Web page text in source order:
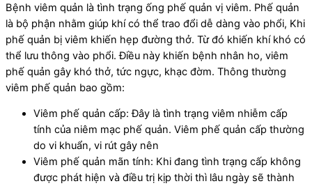
Bệnh viêm quản là tình trạng ống phế quản vị viêm. Phế quản
là bộ phận nhằm giúp khí có thể trao đổi dễ dàng vào phổi, Khi
phế quản bị viêm khiến hẹp đường thở. Từ đó khiến khí khó có
thể lưu thông vào phổi. Điều này khiến bệnh nhân ho, viêm
phế quản gây khó thở, tức ngực, khạc đờm. Thông thường
viêm phế quản bao gồm:
Viêm phế quản cấp: Đây là tình trạng viêm nhiễm cấp
tính của niêm mạc phế quản. Viêm phế quản cấp thường
do vi khuẩn, vi rút gây nên
Viêm phế quản mãn tính: Khi đang tình trạng cấp không
được phát hiện và điều trị kịp thời thì lâu ngày sẽ thành